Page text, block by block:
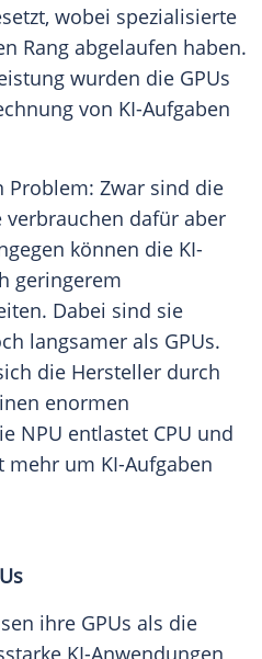
wobei spezialisierte
Rang abgelaufen haben.
wurden die GPUs
von KI-Aufgaben
Problem: Zwar sind die
verbrauchen dafür aber
können die KI-
geringerem
Dabei sind sie
langsamer als GPUs.
die Hersteller durch
enormen
NPU entlastet CPU und
mehr um KI-Aufgaben
ihre GPUs als die